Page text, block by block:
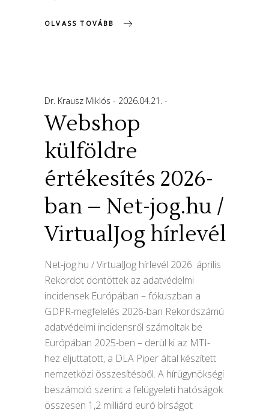
OLVASS TOVÁBB
Dr. Krausz Miklós 2026.04.21.
Webshop
külföldre
értékesítés 2026-
ban – Net-jog.hu /
VirtualJog hírlevél
Net-jog.hu / VirtualJog hírlevél 2026. április
Rekordot döntöttek az adatvédelmi
incidensek Európában – fókuszban a
GDPR-megfelelés 2026-ban Rekordszámú
adatvédelmi incidensről számoltak be
Európában 2025-ben – derül ki az MTI-
hez eljuttatott, a DLA Piper által készített
nemzetközi összesítésből. A hírügynökségi
beszámoló szerint a felügyeleti hatóságok
összesen 1,2 milliárd euró bírságot